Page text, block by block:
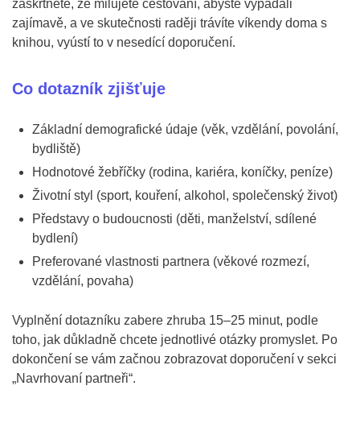
zaškrtnete, že milujete cestování, abyste vypadali
zajímavě, a ve skutečnosti raději trávíte víkendy doma s
knihou, vyústí to v nesedící doporučení.
Co dotazník zjišťuje
Základní demografické údaje (věk, vzdělání, povolání,
bydliště)
Hodnotové žebříčky (rodina, kariéra, koníčky, peníze)
Životní styl (sport, kouření, alkohol, společenský život)
Představy o budoucnosti (děti, manželství, sdílené
bydlení)
Preferované vlastnosti partnera (věkové rozmezí,
vzdělání, povaha)
Vyplnění dotazníku zabere zhruba 15–25 minut, podle
toho, jak důkladně chcete jednotlivé otázky promyslet. Po
dokončení se vám začnou zobrazovat doporučení v sekci
„Navrhovaní partneři“.